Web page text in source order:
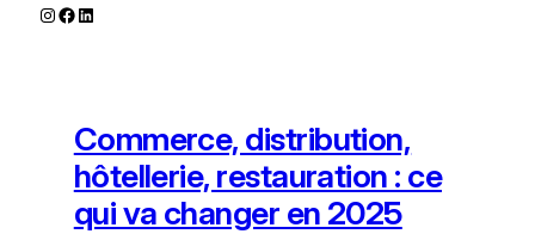
Instagram
Facebook
LinkedIn
Commerce, distribution,
hôtellerie, restauration : ce
qui va changer en 2025